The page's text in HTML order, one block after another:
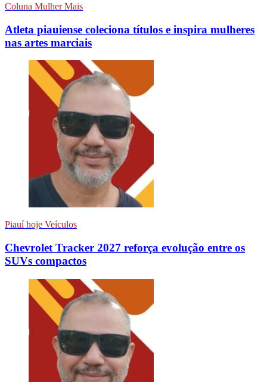
Coluna Mulher Mais
Atleta piauiense coleciona títulos e inspira mulheres
nas artes marciais
Piauí hoje Veículos
Chevrolet Tracker 2027 reforça evolução entre os
SUVs compactos